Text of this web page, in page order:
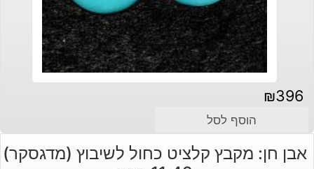
₪396
הוסף לסל
אבן חן: מקבץ קלציט כחול לשיבוץ (מדגסקר)